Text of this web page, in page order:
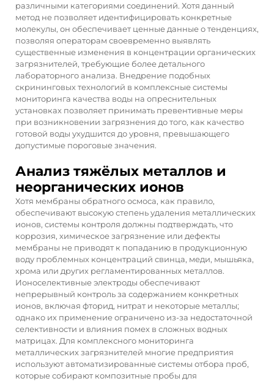
различными категориями соединений. Хотя данный
метод не позволяет идентифицировать конкретные
молекулы, он обеспечивает ценные данные о тенденциях,
позволяя операторам своевременно выявлять
существенные изменения в концентрации органических
загрязнителей, требующие более детального
лабораторного анализа. Внедрение подобных
скрининговых технологий в комплексные системы
мониторинга качества воды на опреснительных
установках позволяет принимать превентивные меры
при возникновении загрязнения до того, как качество
готовой воды ухудшится до уровня, превышающего
допустимые пороговые значения.
Анализ тяжёлых металлов и
неорганических ионов
Хотя мембраны обратного осмоса, как правило,
обеспечивают высокую степень удаления металлических
ионов, системы контроля должны подтверждать, что
коррозия, химическое загрязнение или дефекты
мембраны не приводят к попаданию в продукционную
воду проблемных концентраций свинца, меди, мышьяка,
хрома или других регламентированных металлов.
Ионоселективные электроды обеспечивают
непрерывный контроль за содержанием конкретных
ионов, включая фторид, нитрат и некоторые металлы;
однако их применение ограничено из-за недостаточной
селективности и влияния помех в сложных водных
матрицах. Для комплексного мониторинга
металлических загрязнителей многие предприятия
используют автоматизированные системы отбора проб,
которые собирают композитные пробы для